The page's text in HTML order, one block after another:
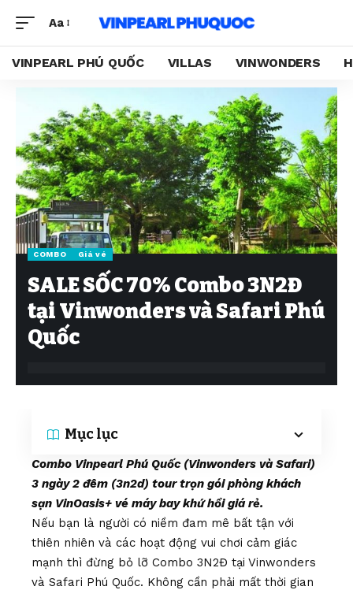
Aa
VINPEARL PHÚ QUỐC VILLAS VINWONDERS
COMBO Giá vé
SALE SỐC 70% Combo 3N2Đ
tại Vinwonders và Safari Phú
Quốc
Mục lục
Combo Vinpearl Phú Quốc (Vinwonders và Safari)
3 ngày 2 đêm (3n2d) tour trọn gói phòng khách
sạn VinOasis+ vé máy bay khứ hồi giá rẻ.
Nếu bạn là người có niềm đam mê bất tận với
thiên nhiên và các hoạt động vui chơi cảm giác
mạnh thì đừng bỏ lỡ Combo 3N2Đ tại Vinwonders
và Safari Phú Quốc. Không cần phải mất thời gian